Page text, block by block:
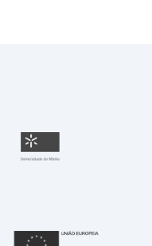
Fundação para a
República Portuguesa